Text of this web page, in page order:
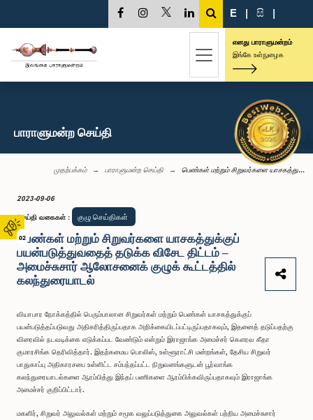
02
E | සි |
எனது பாராளுமன்றம்
இங்கே உள்நுழைக
பாராளுமன்ற செய்தி
முதற்பக்கம் பாராளுமன்ற செய்தி பெண்கள் மற்றும் சிறுவர்களை யாசகத்து...
2023-09-06
செய்தி வகைகள் : குழு செய்திகள்
பெண்கள் மற்றும் சிறுவர்களை யாசகத்துக்குப்
பயன்படுத்துவதைத் தடுக்க விசேட திட்டம் –
அமைச்சுசார் ஆலோசனைக் குழுக் கூட்டத்தில்
கலந்துரையாடல்
வியாபார நோக்கத்தில் பெரும்பாலான சிறுவர்கள் மற்றும் பெண்கள் யாசகத்துக்குப்
பயன்படுத்தப்படுவது அதிகரித்திருப்பதாக அறிக்கையிடப்பட்டிருப்பதாகவும், இதனைத் தடுப்பதற்கு
விரைவில் நடவடிக்கை எடுக்கப்பட வேண்டும் என்றும் இராஜாங்க அமைச்சர் கௌரவ கீதா
குமாரசிங்க தெரிவித்தார். இதற்கமைய பொலிஸ், உள்ளூராட்சி மன்றங்கள், தேசிய சிறுவர்
பாதுகாப்பு அதிகாரசபை உள்ளிட்ட சம்பந்தப்பட்ட நிறுவனங்களுடன் பூர்வாங்க
கலந்துரையாடல்களை ஆரம்பித்து இந்தப் பணிகளை ஆரம்பிக்கவிருப்பதாகவும் இராஜாங்க
அமைச்சர் குறிப்பிட்டார்.
மகளிர், சிறுவர் அலுவல்கள் மற்றும் சமூக வலுப்படுத்துகை அலுவல்கள் பற்றிய அமைச்சுசார்